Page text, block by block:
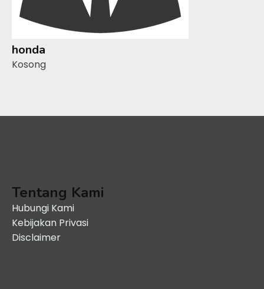
honda
Kosong
Tentang Kami
Hubungi Kami
Kebijakan Privasi
Disclaimer